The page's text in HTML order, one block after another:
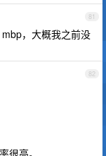
81
，大概我之前没
82
很高。